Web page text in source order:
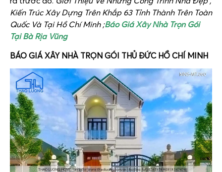
Kiến Trúc Xây Dựng Trên Khắp 63 Tỉnh Thành Trên Toàn
Quốc Và Tại Hồ Chí Minh ;Báo Giá Xây Nhà Trọn Gói
Tại Bà Rịa Vũng
BÁO GIÁ XÂY NHÀ TRỌN GÓI THỦ ĐỨC HỒ CHÍ MINH